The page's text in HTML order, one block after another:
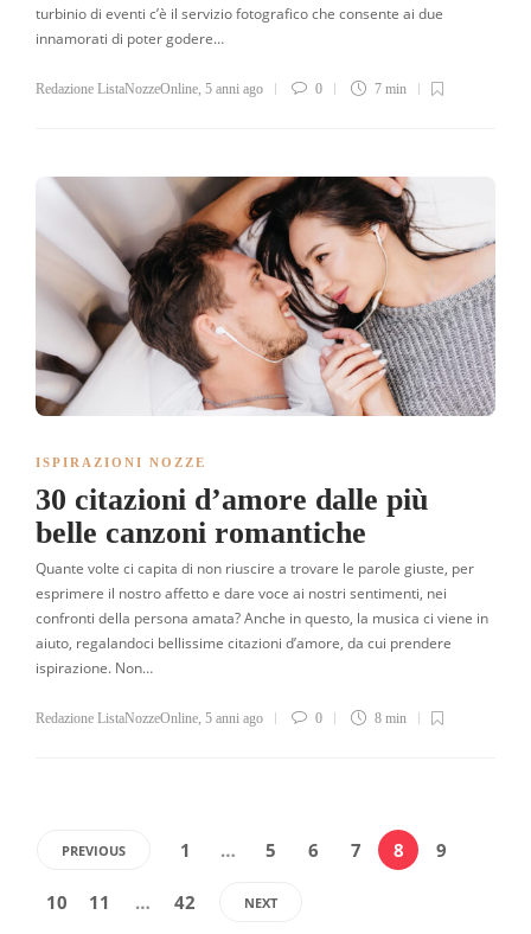
turbinio di eventi c’è il servizio fotografico che consente ai due
innamorati di poter godere…
Redazione ListaNozzeOnline 5 anni ago 0 7 min
ISPIRAZIONI NOZZE
30 citazioni d’amore dalle più
belle canzoni romantiche
Quante volte ci capita di non riuscire a trovare le parole giuste, per
esprimere il nostro affetto e dare voce ai nostri sentimenti, nei
confronti della persona amata? Anche in questo, la musica ci viene in
aiuto, regalandoci bellissime citazioni d’amore, da cui prendere
ispirazione. Non…
Redazione ListaNozzeOnline 5 anni ago 0 8 min
PREVIOUS 1 … 5 6 7 8 9
10 11 … 42 NEXT